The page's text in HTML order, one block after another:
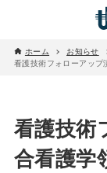
ホーム お知らせ
看護技術フォローアップ
看護技術
合看護学